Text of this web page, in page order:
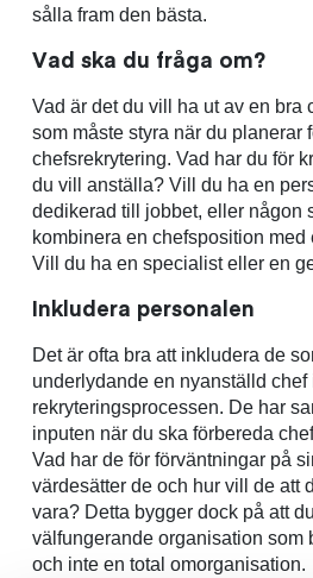
sålla fram den bästa.
Vad ska du fråga om?
Vad är det du vill ha ut av en bra
som måste styra när du planerar
chefsrekrytering. Vad har du för
du vill anställa? Vill du ha en
dedikerad till jobbet, eller någon
kombinera en chefsposition
Vill du ha en specialist eller en
Inkludera personalen
Det är ofta bra att inkludera de
underlydande en nyanställd chef
rekryteringsprocessen. De har
inputen när du ska förbereda
Vad har de för förväntningar på
värdesätter de och hur vill de att
vara? Detta bygger dock på att
välfungerande organisation som
och inte en total omorganisation.